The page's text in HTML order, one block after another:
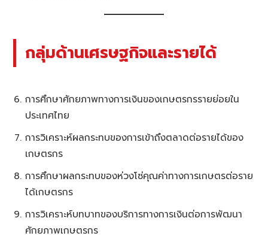
กลุ่มด้านเศรษฐกิจและรายได้
การศึกษาศักยภาพทางการเงินของเกษตรกรรายย่อยใน
ประเทศไทย
การวิเคราะห์ผลกระทบของการเข้าถึงตลาดต่อรายได้ของ
เกษตรกร
การศึกษาผลกระทบของห่วงโซ่คุณค่าทางการเกษตรต่อราย
ได้เกษตรกร
การวิเคราะห์บทบาทของบริการทางการเงินต่อการพัฒนา
ศักยภาพเกษตรกร